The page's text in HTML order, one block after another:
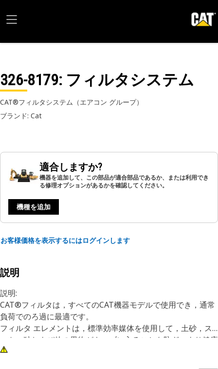
326-8179: フィルタシステム
CAT®フィルタシステム（エアコン グループ）
ブランド: Cat
適合しますか?
機器を追加して、この部品が適合部品であるか、または利用でき
る修理オプションがあるかを確認してください。
機種を追加
お客様価格を表示するにはログインします
説明
説明:
CAT®フィルタは，すべてのCAT機器モデルで使用でき，通常
負荷でのろ過に最適です。
フィルタ エレメントは，標準効率媒体を使用して，土砂，ス
ート，砂および他の異物がキャブに入ることを防ぎ，より健康
的で快適な作業環境を実現します。